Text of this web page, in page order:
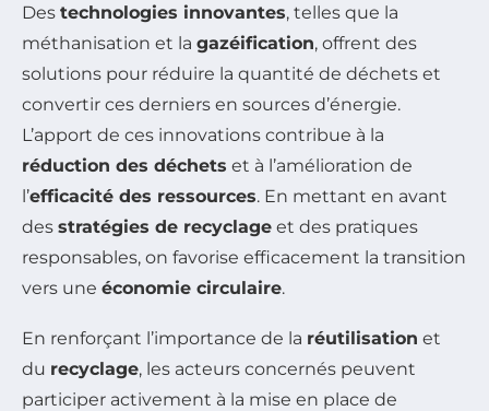
Des technologies innovantes, telles que la
méthanisation et la gazéification, offrent des
solutions pour réduire la quantité de déchets et
convertir ces derniers en sources d’énergie.
L’apport de ces innovations contribue à la
réduction des déchets et à l’amélioration de
l’efficacité des ressources. En mettant en avant
des stratégies de recyclage et des pratiques
responsables, on favorise efficacement la transition
vers une économie circulaire.
En renforçant l’importance de la réutilisation et
du recyclage, les acteurs concernés peuvent
participer activement à la mise en place de